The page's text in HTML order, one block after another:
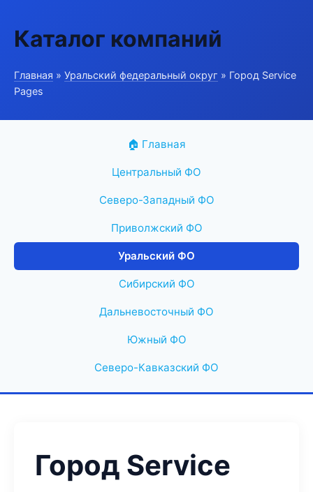
Каталог компаний
Главная » Уральский федеральный округ » Город Service
Pages
🏠 Главная
Центральный ФО
Северо-Западный ФО
Приволжский ФО
Уральский ФО
Сибирский ФО
Дальневосточный ФО
Южный ФО
Северо-Кавказский ФО
Город Service